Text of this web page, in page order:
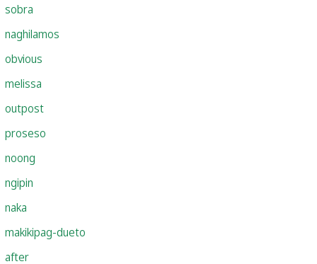
sobra
naghilamos
obvious
melissa
outpost
proseso
noong
ngipin
naka
makikipag-dueto
after